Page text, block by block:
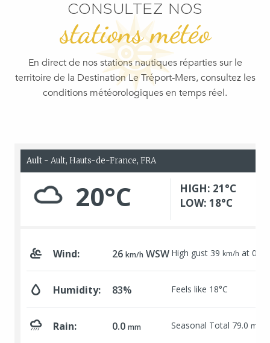
CONSULTEZ NOS
stations météo
En direct de nos stations nautiques réparties sur le
territoire de la Destination Le Tréport-Mers, consultez les
conditions météorologiques en temps réel.